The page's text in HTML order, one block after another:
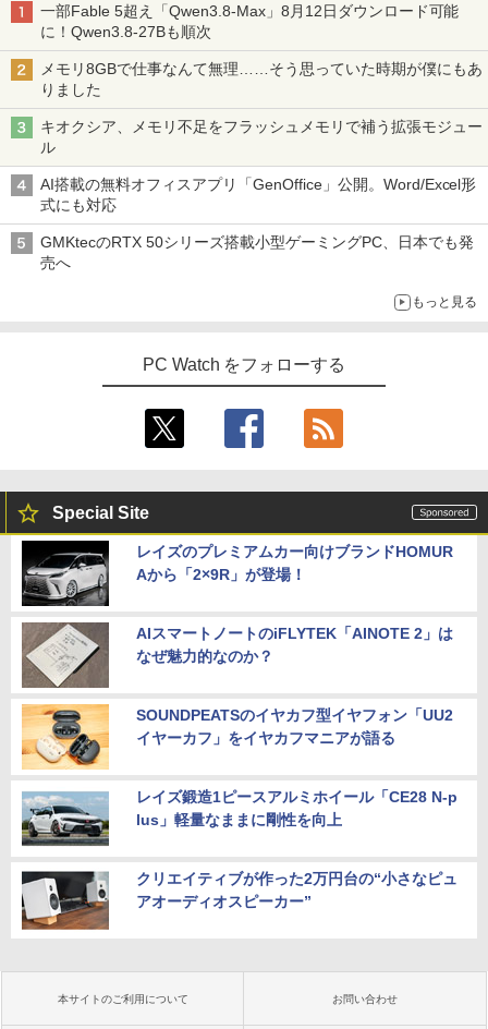
一部Fable 5超え「Qwen3.8-Max」8月12日ダウンロード可能
に！Qwen3.8-27Bも順次
メモリ8GBで仕事なんて無理……そう思っていた時期が僕にもあ
りました
キオクシア、メモリ不足をフラッシュメモリで補う拡張モジュー
ル
AI搭載の無料オフィスアプリ「GenOffice」公開。Word/Excel形
式にも対応
GMKtecのRTX 50シリーズ搭載小型ゲーミングPC、日本でも発
売へ
もっと見る
PC Watch をフォローする
Special Site
レイズのプレミアムカー向けブランドHOMUR
Aから「2×9R」が登場！
AIスマートノートのiFLYTEK「AINOTE 2」は
なぜ魅力的なのか？
SOUNDPEATSのイヤカフ型イヤフォン「UU2
イヤーカフ」をイヤカフマニアが語る
レイズ鍛造1ピースアルミホイール「CE28 N-p
lus」軽量なままに剛性を向上
クリエイティブが作った2万円台の“小さなピュ
アオーディオスピーカー”
本サイトのご利用について お問い合わせ